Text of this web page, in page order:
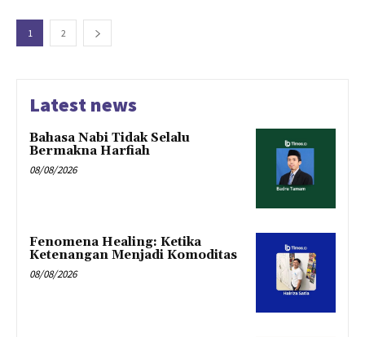
1 2
Latest news
Bahasa Nabi Tidak Selalu
Bermakna Harfiah
08/08/2026
Fenomena Healing: Ketika
Ketenangan Menjadi Komoditas
08/08/2026